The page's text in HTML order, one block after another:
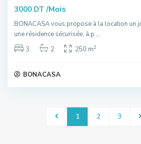
3000 DT/Mois
BONACASA vous propose à la location un
une résidence sécurisée, à p ...
3
2 250 m2
BONACASA
1 2 3